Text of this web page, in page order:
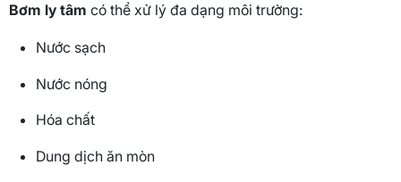
Bơm ly tâm có thể xử lý đa dạng môi trường:
Nước sạch
Nước nóng
Hóa chất
Dung dịch ăn mòn